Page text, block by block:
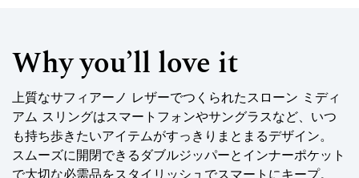
Why you’ll love it
上質なサフィアーノ レザーでつくられたスローン ミディ
アム スリングはスマートフォンやサングラスなど、いつ
も持ち歩きたいアイテムがすっきりまとまるデザイン。
スムーズに開閉できるダブルジッパーとインナーポケット
で大切な必需品をスタイリッシュでスマートにキープ。